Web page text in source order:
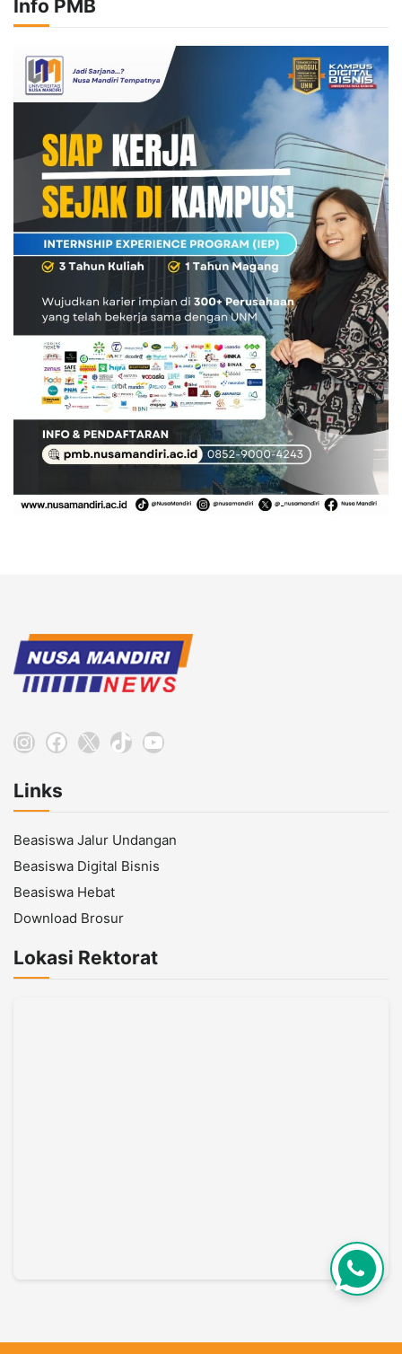
Info PMB
Instagram
Facebook
X TikTokYouTube
Links
Beasiswa Jalur Undangan
Beasiswa Digital Bisnis
Beasiswa Hebat
Download Brosur
Lokasi Rektorat